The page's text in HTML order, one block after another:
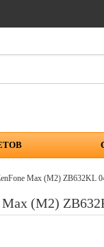
Max (M2) ZB632KL
(M2)